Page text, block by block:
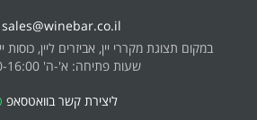
sales@winebar.co.il
במקום תצוגת מקררי יין, אביזרים ליין, כוסות
שעות פתיחה: א'-ה' 08:30-16:00
ליצירת קשר בוואטסאפ